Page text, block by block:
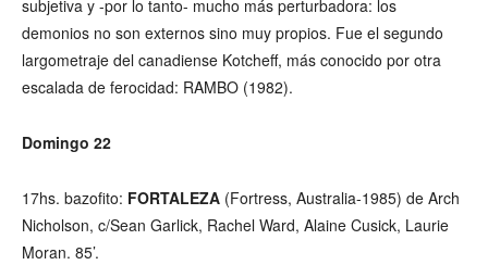
subjetiva y -por lo tanto- mucho más perturbadora: los
demonios no son externos sino muy propios. Fue el segundo
largometraje del canadiense Kotcheff, más conocido por otra
escalada de ferocidad: RAMBO (1982).
Domingo 22
17hs. bazofito: FORTALEZA (Fortress, Australia-1985) de Arch
Nicholson, c/Sean Garlick, Rachel Ward, Alaine Cusick, Laurie
Moran. 85’.